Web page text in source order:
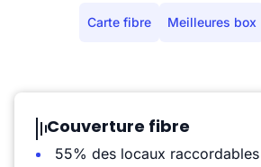
Carte fibre Meilleures box
Couverture fibre
55% des locaux raccordables